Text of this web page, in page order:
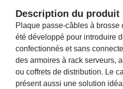
Description du produit
Plaque passe-câbles à
été développé pour introduire
confectionnés et sans
des armoires à rack serveurs,
ou coffrets de distribution. Le
présent aussi une solution